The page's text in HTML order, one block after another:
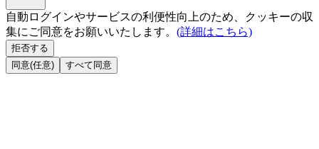
自動ログインやサービスの利便性向上のため、クッキーの収
集にご同意をお願いいたします。 (詳細はこちら)
拒否する
同意(任意)
すべて同意